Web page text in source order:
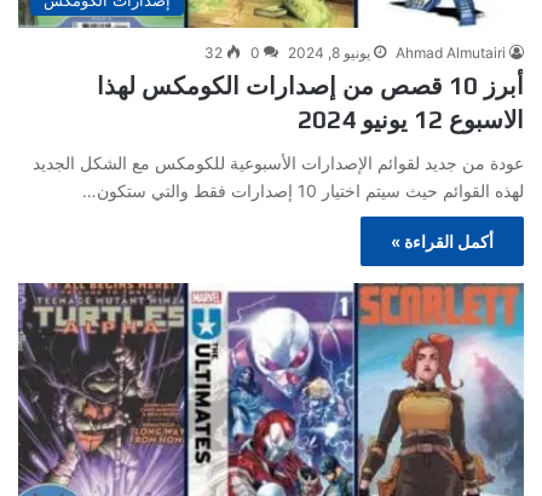
Ahmad Almutairi يونيو 8, 2024 0
32
أبرز 10 قصص من إصدارات الكومكس لهذا
الاسبوع 12 يونيو 2024
عودة من جديد لقوائم الإصدارات الأسبوعية للكومكس مع الشكل الجديد
لهذه القوائم حيث سيتم اختيار 10 إصدارات فقط والتي ستكون…
أكمل القراءة »